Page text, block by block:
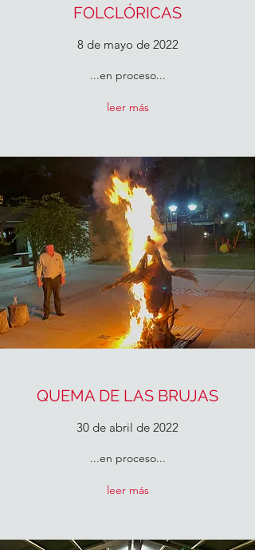
FOLCLÓRICAS
8 de mayo de 2022
...en proceso...
leer más
QUEMA DE LAS BRUJAS
30 de abril de 2022
...en proceso...
leer más